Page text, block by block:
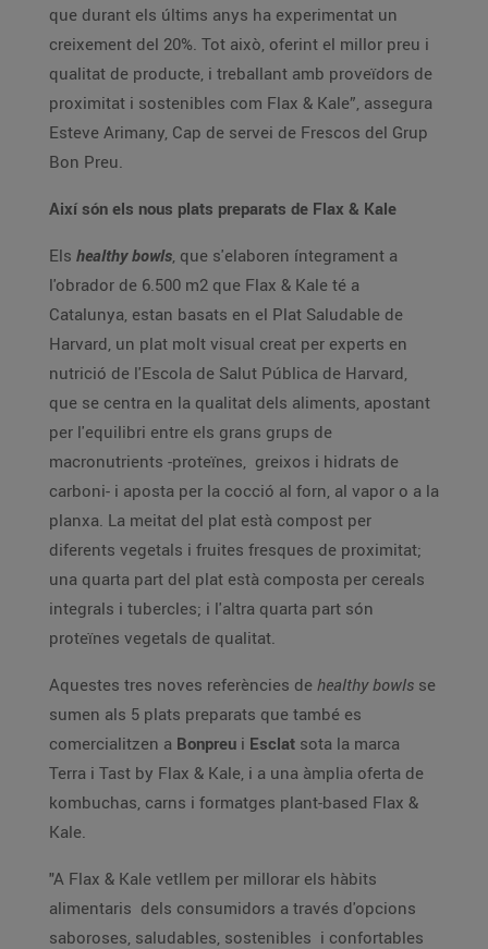
que durant els últims anys ha experimentat un
creixement del 20%. Tot això, oferint el millor preu i
qualitat de producte, i treballant amb proveïdors de
proximitat i sostenibles com Flax & Kale”, assegura
Esteve Arimany, Cap de servei de Frescos del Grup
Bon Preu.
Així són els nous plats preparats de Flax & Kale
Els healthy bowls, que s'elaboren íntegrament a
l'obrador de 6.500 m2 que Flax & Kale té a
Catalunya, estan basats en el Plat Saludable de
Harvard, un plat molt visual creat per experts en
nutrició de l'Escola de Salut Pública de Harvard,
que se centra en la qualitat dels aliments, apostant
per l'equilibri entre els grans grups de
macronutrients -proteïnes, greixos i hidrats de
carboni- i aposta per la cocció al forn, al vapor o a la
planxa. La meitat del plat està compost per
diferents vegetals i fruites fresques de proximitat;
una quarta part del plat està composta per cereals
integrals i tubercles; i l'altra quarta part són
proteïnes vegetals de qualitat.
Aquestes tres noves referències de healthy bowls se
sumen als 5 plats preparats que també es
comercialitzen a Bonpreu i Esclat sota la marca
Terra i Tast by Flax & Kale, i a una àmplia oferta de
kombuchas, carns i formatges plant-based Flax &
Kale.
"A Flax & Kale vetllem per millorar els hàbits
alimentaris dels consumidors a través d'opcions
saboroses, saludables, sostenibles i confortables